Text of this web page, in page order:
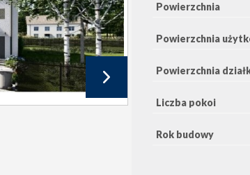
Powierzchnia
Powierzchnia
Powierzchnia
Liczba pokoi
Rok budowy